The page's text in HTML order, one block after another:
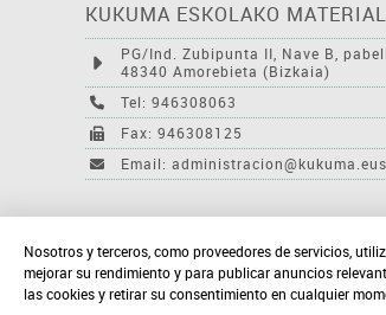
KUKUMA ESKOLAKO
PG/Ind. Zubipunta II, Nave B,
48340 Amorebieta (Bizkaia)
Tel: 946308063
Fax: 946308125
Email: administracion@kukuma.eus
Nosotros y terceros, como proveedores de servicios,
mejorar su rendimiento y para publicar anuncios
las cookies y retirar su consentimiento en cualquier